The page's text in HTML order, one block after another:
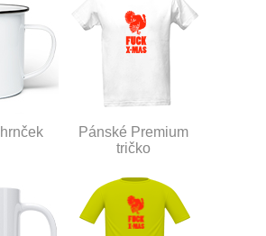
Pánské Premium
tričko